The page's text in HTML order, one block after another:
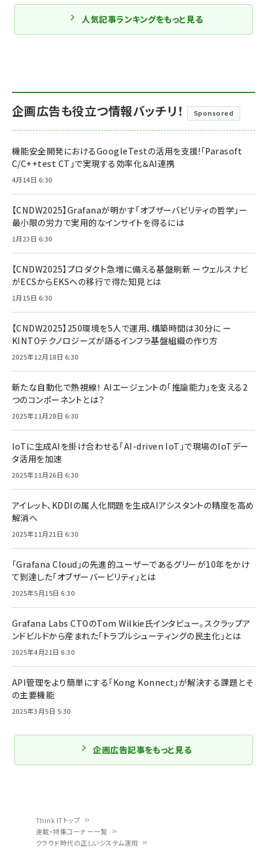
Think ITトップ
連載・特集コーナー一覧
クラウド時代の正しいシステム運用
人気記事ランキングをもっと見る
企画広告も役立つ情報バッチリ！ Sponsored
機能安全開発におけるGoogleTestの活用を支援!「Parasoft
C/C++test CT」で実現する効率化＆AI連携
4月14日 6:30
【CNDW2025】Grafanaが明かす「オブザーバビリティの哲学」ー
最小限の労力で実用的なインサイトを得るには
1月23日 6:30
【CNDW2025】プロダクト急増に備える基盤刷新 ーウェルスナビ
がECSからEKSへの移行で得た知見とは
1月15日 6:30
【CNDW2025】250環境を5人で運用、構築時間は30分に ー
KINTOテクノロジーズが語るインフラ基盤組織の作り方
2025年12月18日 6:30
新たな自動化で熱視線！ AIエージェントの「推論能力」を支える2
つのコンポーネントとは？
2025年11月28日 6:30
IoTに生成AIを掛け合わせる「AI-driven IoT」で現場のIoTデー
タ活用を加速
2025年11月26日 6:30
アイレット、KDDIの属人化問題を生成AIアシスタントの精度を高め
解消へ
2025年11月21日 6:30
「Grafana Cloud」の先進的ユーザーであるグリーが10年をかけ
て到達した「オブザーバービリティ」とは
2025年5月15日 6:30
Grafana Labs CTOのTom Wilkie氏インタビュー。スクラップア
ンドビルドから産まれた「トラブルシューティングの民主化」とは
2025年4月21日 6:30
API管理をより簡単にする「Kong Konnect」が解決する課題とそ
の主要機能
2025年3月5日 5:30
企画広告記事をもっと見る